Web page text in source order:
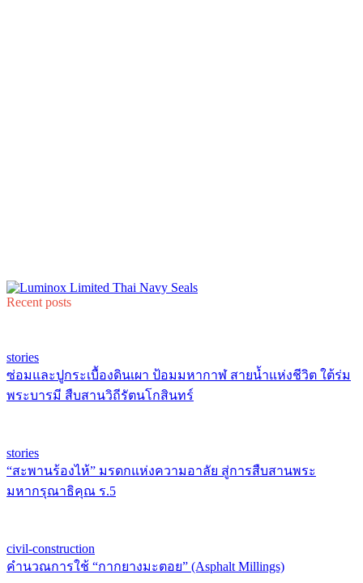
Recent posts
stories
ซ่อมและปูกระเบื้องดินเผา ป้อมมหากาฬ สายน้ำแห่งชีวิต ใต้ร่ม
พระบารมี สืบสานวิถีรัตนโกสินทร์
stories
“สะพานร้องไห้” มรดกแห่งความอาลัย สู่การสืบสานพระ
มหากรุณาธิคุณ ร.5
civil-construction
คำนวณการใช้ “กากยางมะตอย” (Asphalt Millings)